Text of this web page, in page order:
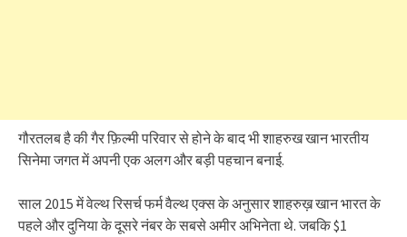
गौरतलब है की गैर फ़िल्मी परिवार से होने के बाद भी शाहरुख खान भारतीय
सिनेमा जगत में अपनी एक अलग और बड़ी पहचान बनाई.
साल 2015 में वेल्थ रिसर्च फर्म वैल्थ एक्स के अनुसार शाहरुख़ खान भारत के
पहले और दुनिया के दूसरे नंबर के सबसे अमीर अभिनेता थे. जबकि $1